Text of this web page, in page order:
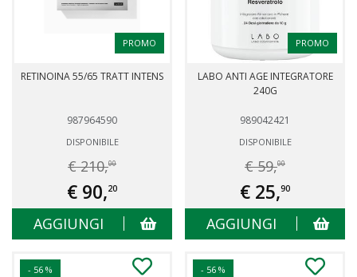
PROMO
RETINOINA 55/65 TRATT INTENS
987964590
DISPONIBILE
€ 210,00
€ 90,20
AGGIUNGI
PROMO
LABO ANTI AGE INTEGRATORE
240G
989042421
DISPONIBILE
€ 59,00
€ 25,90
AGGIUNGI
- 56 % - 56 %